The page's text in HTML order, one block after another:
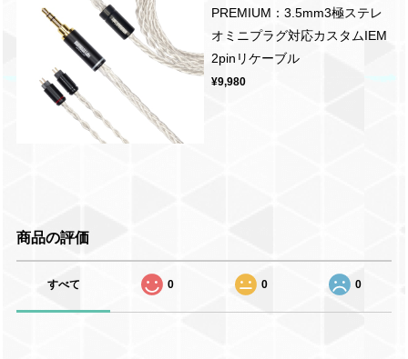
PREMIUM：3.5mm3極ステレ
オミニプラグ対応カスタムIEM
2pinリケーブル
¥9,980
商品の評価
すべて 0 0 0